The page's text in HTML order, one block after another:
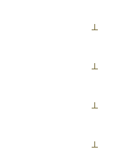
イツ・ハノ
介します。